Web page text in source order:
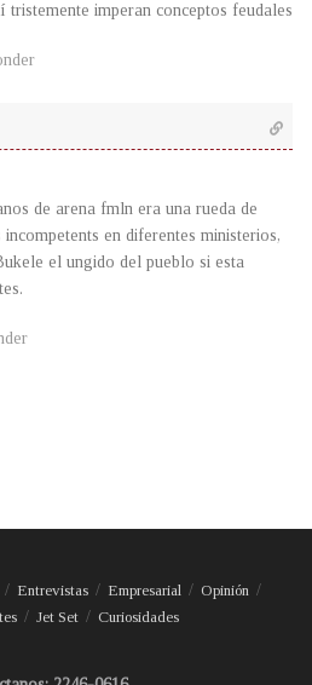
tristemente imperan conceptos feudales
de arena fmln era una rueda de
en diferentes ministerios,
el ungido del pueblo si esta
Entrevistas Empresarial
Opinión
Jet Set Curiosidades